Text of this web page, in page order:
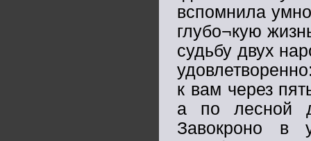
вспомнила
глубо¬кую
судьбу двух
к вам через
а по лесной
Завокроно в